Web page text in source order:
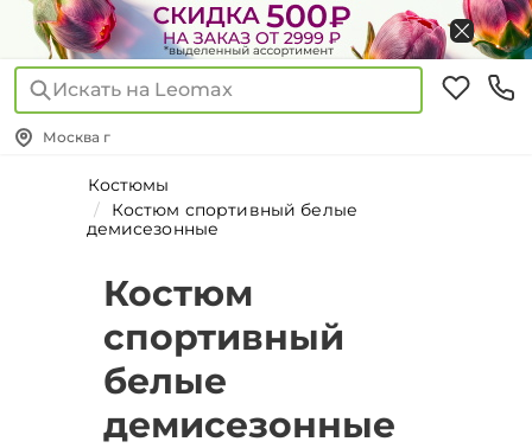
Искать на Leomax
Москва г
Костюмы
Костюм спортивный белые
демисезонные
Костюм
спортивный
белые
демисезонные